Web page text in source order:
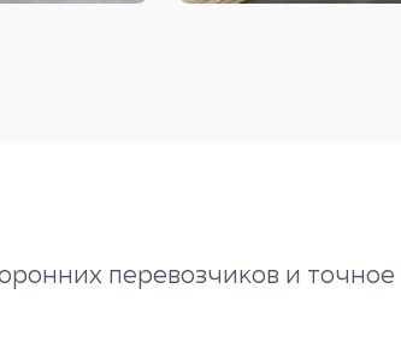
перевозчиков и точное